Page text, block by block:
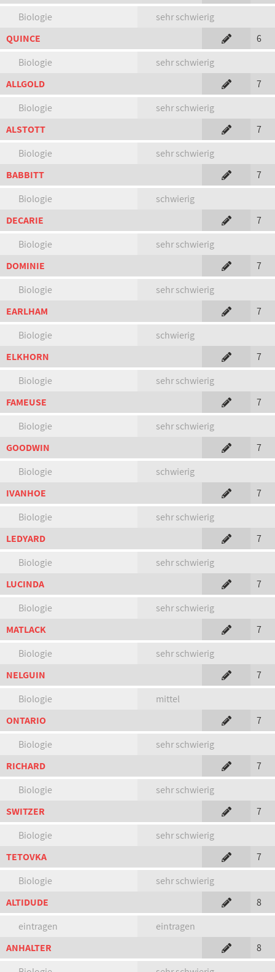
Biologie
sehr schwierig
QUINCE
6
Biologie
sehr schwierig
ALLGOLD
7
Biologie
sehr schwierig
ALSTOTT
7
Biologie
sehr schwierig
BABBITT
7
Biologie
schwierig
DECARIE
7
Biologie
sehr schwierig
DOMINIE
7
Biologie
sehr schwierig
EARLHAM
7
Biologie
schwierig
ELKHORN
7
Biologie
sehr schwierig
FAMEUSE
7
Biologie
sehr schwierig
GOODWIN
7
Biologie
schwierig
IVANHOE
7
Biologie
sehr schwierig
LEDYARD
7
Biologie
sehr schwierig
LUCINDA
7
Biologie
sehr schwierig
MATLACK
7
Biologie
sehr schwierig
NELGUIN
7
Biologie
mittel
ONTARIO
7
Biologie
sehr schwierig
RICHARD
7
Biologie
sehr schwierig
SWITZER
7
Biologie
sehr schwierig
TETOVKA
7
Biologie
sehr schwierig
ALTIDUDE
8
eintragen
eintragen
ANHALTER
8